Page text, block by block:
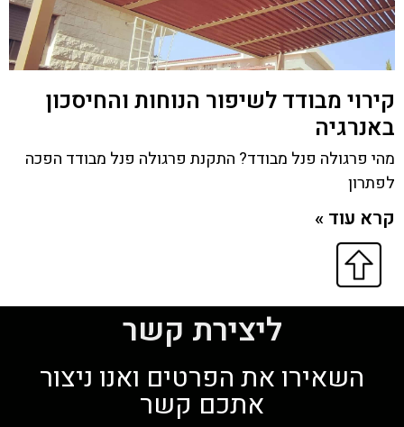
קירוי מבודד לשיפור הנוחות והחיסכון
באנרגיה
מהי פרגולה פנל מבודד? התקנת פרגולה פנל מבודד הפכה
לפתרון
קרא עוד »
ליצירת קשר
השאירו את הפרטים ואנו ניצור
אתכם קשר